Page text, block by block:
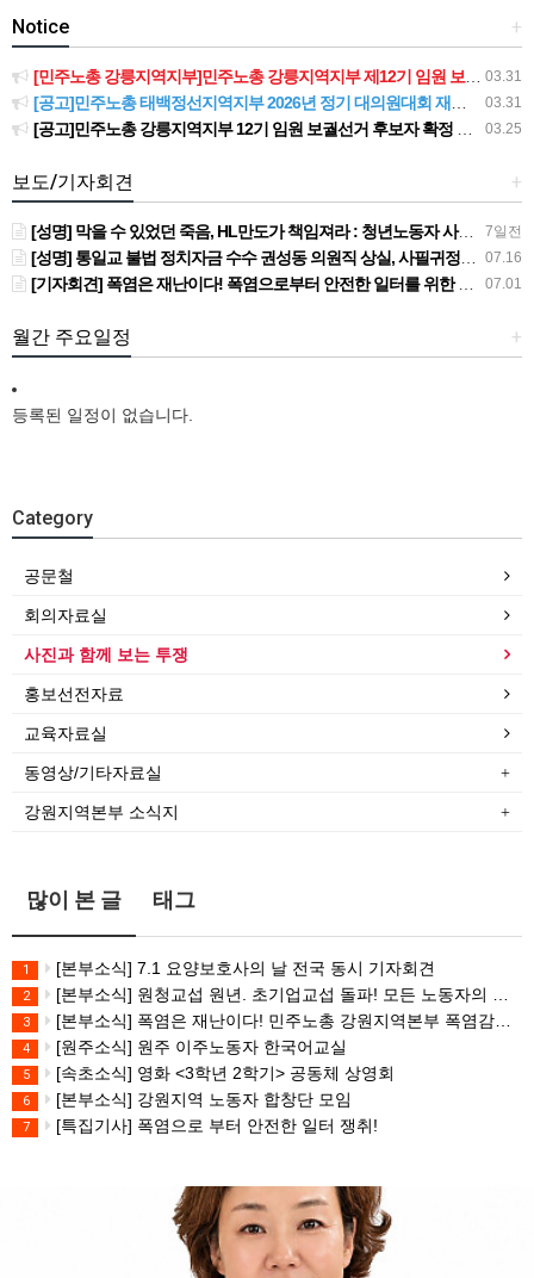
+
Notice
03.31
[민주노총 강릉지역지부]민주노총 강릉지역지부 제12기 임원 보궐선거결과 공고
03.31
[공고]민주노총 태백정선지역지부 2026년 정기 대의원대회 재소집 건
03.25
[공고]민주노총 강릉지역지부 12기 임원 보궐선거 후보자 확정 공고
+
보도/기자회견
7일전
[성명] 막을 수 있었던 죽음, HL만도가 책임져라 : 청년노동자 사망사고의 철저한 진상규명과 재발방지 대책 마련하라
07.16
[성명] 통일교 불법 정치자금 수수 권성동 의원직 상실, 사필귀정이다
07.01
[기자회견] 폭염은 재난이다! 폭염으로부터 안전한 일터를 위한 민주노총 강원지역본부 폭염감시단 선포 기자회견
+
월간 주요일정
등록된 일정이 없습니다.
Category
공문철
회의자료실
사진과 함께 보는 투쟁
홍보선전자료
교육자료실
동영상/기타자료실
강원지역본부 소식지
많이 본 글 태그
1 [본부소식] 7.1 요양보호사의 날 전국 동시 기자회견
2 [본부소식] 원청교섭 원년. 초기업교섭 돌파! 모든 노동자의 노동기본권 쟁취! 민주노총 7.15 총파업대회
3 [본부소식] 폭염은 재난이다! 민주노총 강원지역본부 폭염감시단 선포 기자회견
4 [원주소식] 원주 이주노동자 한국어교실
5 [속초소식] 영화 <3학년 2학기> 공동체 상영회
6 [본부소식] 강원지역 노동자 합창단 모임
7 [특집기사] 폭염으로 부터 안전한 일터 쟁취!